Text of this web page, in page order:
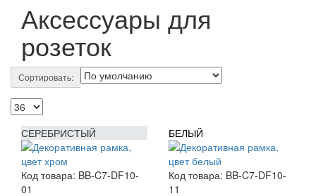
Аксессуары для
розеток
Сортировать:
СЕРЕБРИСТЫЙ
Код товара: BB-C7-DF10-
01
БЕЛЫЙ
Код товара: BB-C7-DF10-
11